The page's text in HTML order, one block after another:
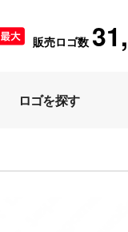
販売ロゴ数
ロゴを探す